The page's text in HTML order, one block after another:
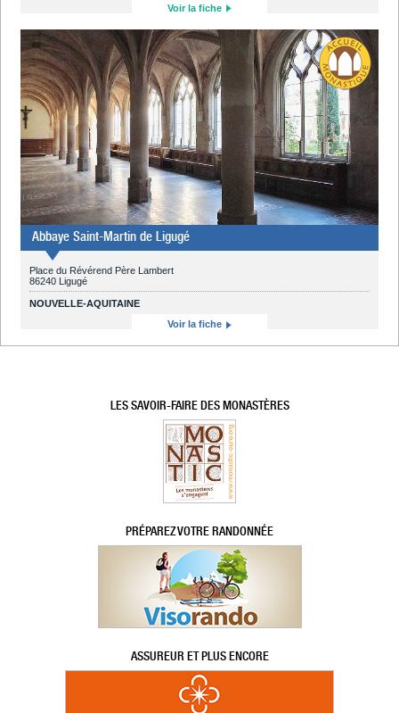
Voir la fiche
Abbaye Saint-Martin de Ligugé
Place du Révérend Père Lambert
86240 Ligugé
NOUVELLE-AQUITAINE
Voir la fiche
LES SAVOIR-FAIRE DES MONASTÈRES
PRÉPAREZ VOTRE RANDONNÉE
ASSUREUR ET PLUS ENCORE